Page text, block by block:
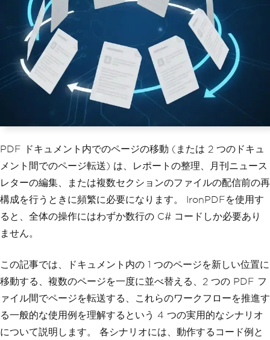
PDF ドキュメント内でのページの移動 (または 2 つのドキュ
メント間でのページ転送) は、レポートの整理、月刊ニュース
レターの編集、または複数セクションのファイルの配信前の再
構成を行うときに頻繁に必要になります。 IronPDFを使用す
ると、全体の操作にはわずか数行の C# コードしか必要あり
ません。
この記事では、ドキュメント内の 1 つのページを新しい位置に
移動する、複数のページを一度に並べ替える、2 つの PDF フ
ァイル間でページを転送する、これらのワークフローを推進す
る一般的な使用例を理解するという 4 つの実用的なシナリオ
について説明します。 各シナリオには、動作するコード例と